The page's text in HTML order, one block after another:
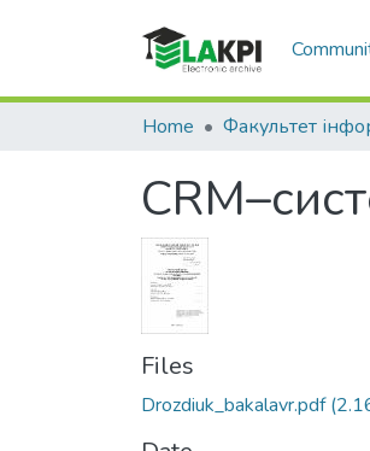
Home
Files
Drozdiuk_bakalavr.pdf